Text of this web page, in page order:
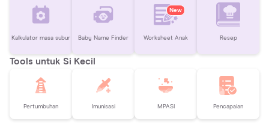
Kalkulator masa subur Baby Name Finder
New
Worksheet Anak Resep
Tools untuk Si Kecil
Pertumbuhan Imunisasi MPASI Pencapaian